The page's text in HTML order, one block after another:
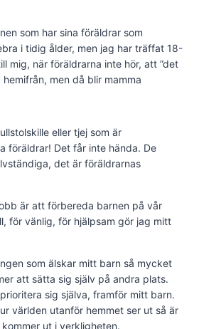
som har sina föräldrar som
i tidig ålder, men jag har träffat 18-
mig, när föräldrarna inte hör, att ”det
men då blir mamma
eller tjej som är
föräldrar! Det får inte hända. De
det är föräldrarnas
är att förbereda barnen på vår
för vänlig, för hjälpsam gör jag mitt
som älskar mitt barn så mycket
att sätta sig själv på andra plats.
sig själva, framför mitt barn.
världen utanför hemmet ser ut så är
ut i verkligheten.